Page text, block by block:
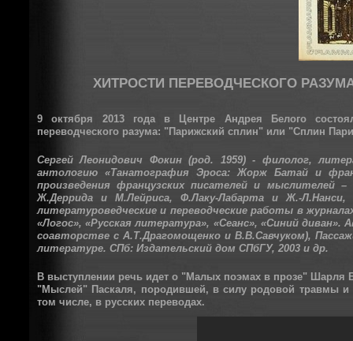
ХИТРОСТИ ПЕРЕВОДЧЕСКОГО
9 октября 2013 года в Центре Андрея Белого
переводческого разума: "Парижский сплин" или "Сплин
Сергей Леонидович Фокин (род. 1959) - филолог,
антологию «Танатография Эроса: Жорж Батай и
произведения французских писателей и
Ж.Деррида и М.Лейриса, Ф.Лаку-Лабарта и Ж.-
литературоведческие и переводческие работы в
«Логос», «Русская литература», «Сеанс», «Синий
соавторстве с А.Т.Драгомощенко и В.В.Савчуком),
литературе. СПб: Издательский дом СПбГУ, 2003 и др.
В выступлении речь идет о "Малых поэмах в прозе" Шарля
"Мыслей" Паскаля, породившей, в силу родовой травмы и
том числе, в русских переводах.